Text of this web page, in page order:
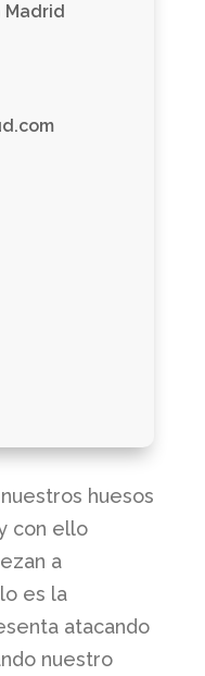
Madrid
huesos
con ello
a
es la
atacando
nuestro